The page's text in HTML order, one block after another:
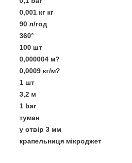
0,001 кг кг
90 л/год
360°
100 шт
0,000004 м?
0,0009 кг/м?
1 шт
3,2 м
1 bar
туман
у отвір 3 мм
крапельниця мікроджет